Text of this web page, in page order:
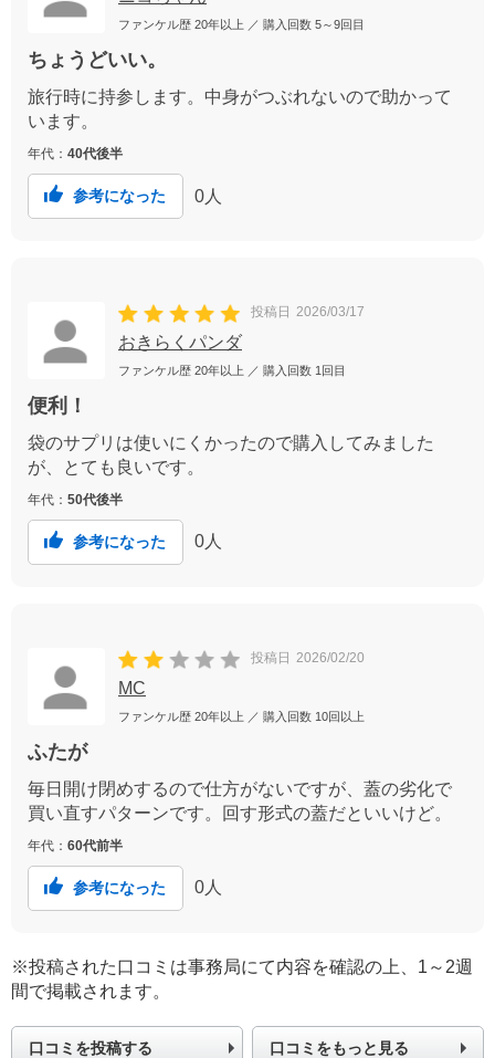
ファンケル歴 20年以上 ／ 購入回数 5～9回目
ちょうどいい。
旅行時に持参します。中身がつぶれないので助かって
います。
年代： 40代後半
参考になった 0 人
投稿日 2026/03/17
おきらくパンダ
ファンケル歴 20年以上 ／ 購入回数 1回目
便利！
袋のサプリは使いにくかったので購入してみました
が、とても良いです。
年代： 50代後半
参考になった 0人
投稿日 2026/02/20
MC
ファンケル歴 20年以上 ／ 購入回数 10回以上
ふたが
毎日開け閉めするので仕方がないですが、蓋の劣化で
買い直すパターンです。回す形式の蓋だといいけど。
年代： 60代前半
参考になった 0 人
※投稿された口コミは事務局にて内容を確認の上、1～2週
間で掲載されます。
口コミを投稿する 口コミをもっと見る